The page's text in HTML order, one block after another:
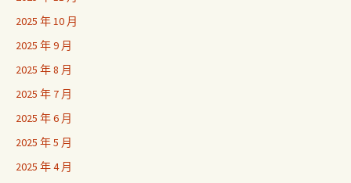
2025 年 10 月
2025 年 9 月
2025 年 8 月
2025 年 7 月
2025 年 6 月
2025 年 5 月
2025 年 4 月